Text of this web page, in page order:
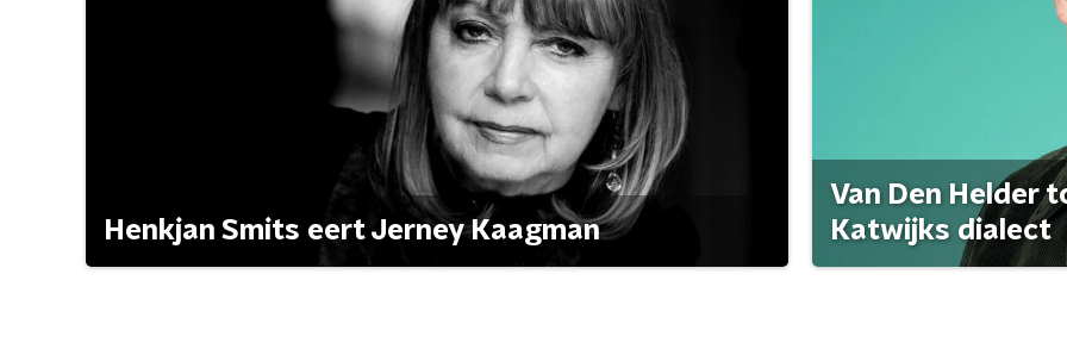
Henkjan Smits eert Jerney Kaagman
Van Den Helder
Katwijks dialect